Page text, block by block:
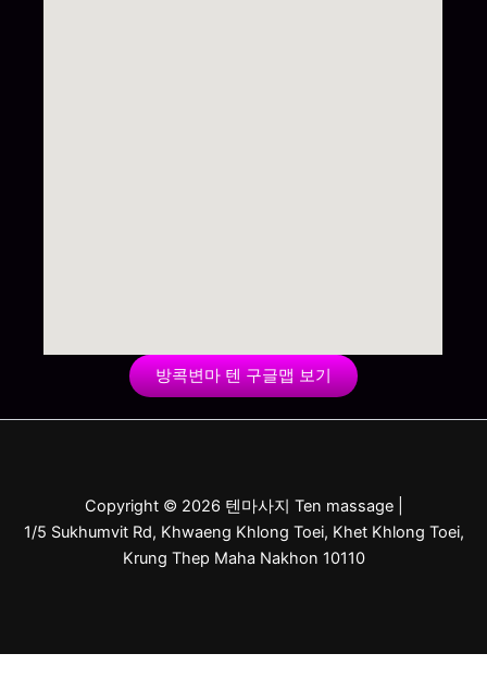
방콕변마 텐 구글맵 보기
Copyright © 2026 텐마사지 Ten massage |
1/5 Sukhumvit Rd, Khwaeng Khlong Toei, Khet Khlong Toei,
Krung Thep Maha Nakhon 10110